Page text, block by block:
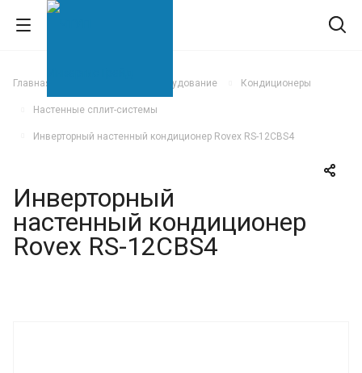
Главная Климатическое оборудование Кондиционеры
Настенные сплит-системы
Инверторный настенный кондиционер Rovex RS-12CBS4
Инверторный
настенный кондиционер
Rovex RS-12CBS4